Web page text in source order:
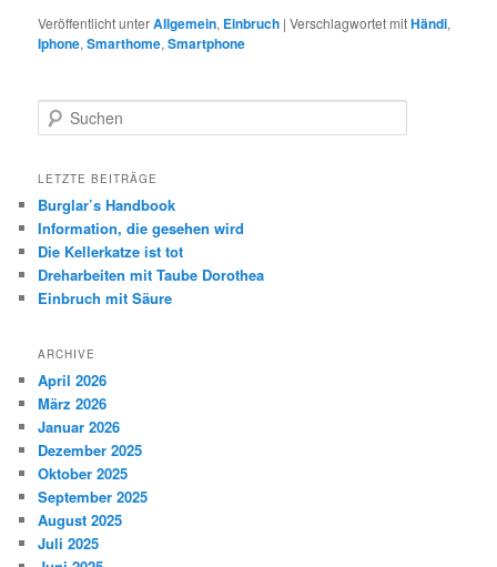
Veröffentlicht unterAllgemein, Einbruch |Verschlagwortet mitHändi,
Iphone,Smarthome,Smartphone
Suchen
LETZTE BEITRÄGE
Burglar’s Handbook
Information, die gesehen wird
Die Kellerkatze ist tot
Dreharbeiten mit Taube Dorothea
Einbruch mit Säure
ARCHIVE
April 2026
März 2026
Januar 2026
Dezember 2025
Oktober 2025
September 2025
August 2025
Juli 2025